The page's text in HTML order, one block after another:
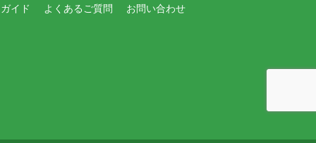
イド よくあるご質問 お問い合わせ